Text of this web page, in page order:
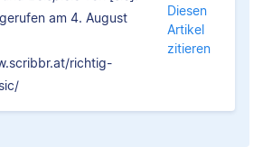
am 4. August
richtig-
Diesen
Artikel
zitieren